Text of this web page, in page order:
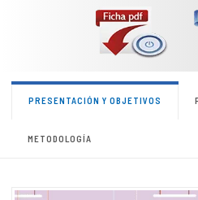
PRESENTACIÓN Y OBJETIVOS
METODOLOGÍA